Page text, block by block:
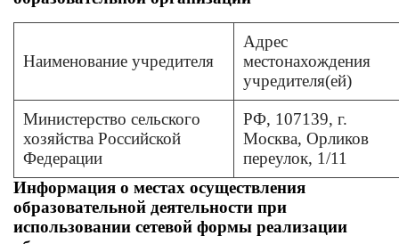
Наименование учредителя
Адрес
местонахождения
учредителя(ей)
Министерство сельского
хозяйства Российской
Федерации
РФ, 107139, г.
Москва, Орликов
переулок, 1/11
Информация о местах осуществления
образовательной деятельности при
использовании сетевой формы реализации